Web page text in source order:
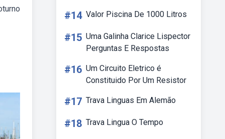
#14 Valor Piscina De 1000 Litros
#15 Uma Galinha Clarice Lispector
Perguntas E Respostas
#16 Um Circuito Eletrico é
Constituido Por Um Resistor
#17 Trava Linguas Em Alemão
#18 Trava Lingua O Tempo